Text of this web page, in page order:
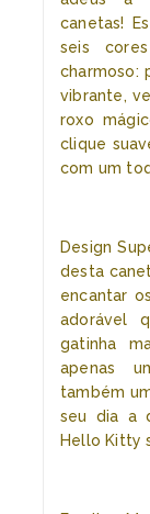
canetas!
seis
charmoso:
vibrante,
roxo
clique
com um
Design
desta
encantar
adorável
gatinha
apenas
também
seu dia a
Hello Kitty